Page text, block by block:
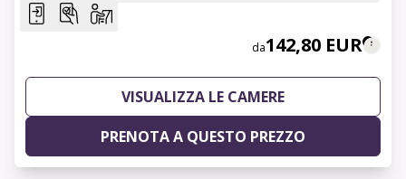
da142,80 EUR
VISUALIZZA LE CAMERE
PRENOTA A QUESTO PREZZO